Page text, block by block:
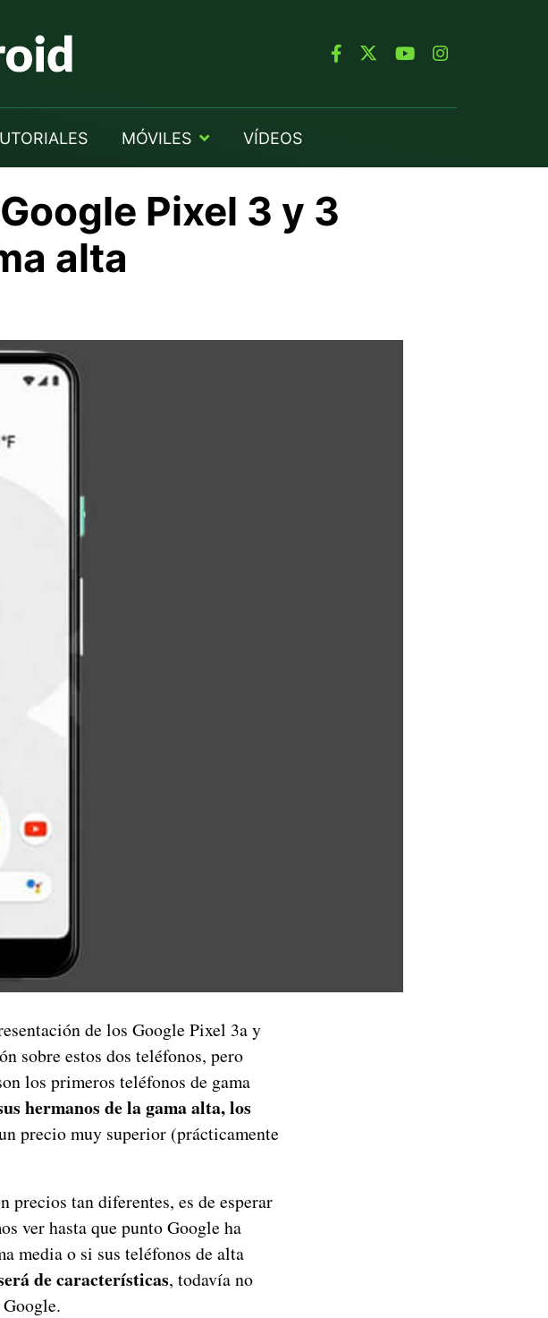
MÓVILES VÍDEOS
Pixel 3 y 3
alta
de los Google Pixel 3a y
sobre estos dos teléfonos, pero
los primeros teléfonos de gama
hermanos de la gama alta, los
precio muy superior (prácticamente
precios tan diferentes, es de esperar
ver hasta que punto Google ha
media o si sus teléfonos de alta
de características, todavía no